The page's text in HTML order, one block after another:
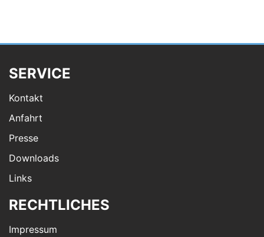
SERVICE
Kontakt
Anfahrt
Presse
Downloads
Links
RECHTLICHES
Impressum